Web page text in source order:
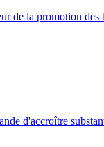
de la promotion des
d'accroître